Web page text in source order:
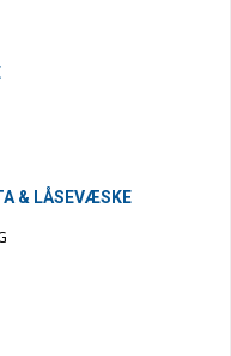
& LÅSEVÆSKE